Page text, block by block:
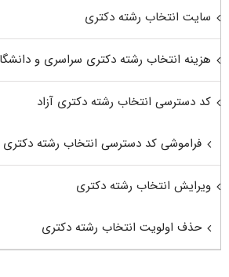
سایت انتخاب رشته دکتری
هزینه انتخاب رشته دکتری سراسری و
کد دسترسی انتخاب رشته دکتری آزاد
فراموشی کد دسترسی انتخاب رشته دکتری
ویرایش انتخاب رشته دکتری
حذف اولویت انتخاب رشته دکتری